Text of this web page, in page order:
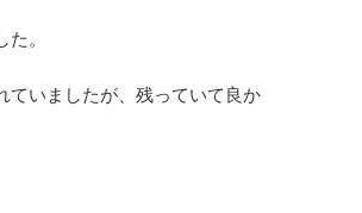
。
いましたが、残っていて良か